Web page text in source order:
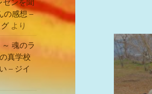
の感想 –
より
魂のラ
真学校
– ジイ
投
稿
ナ
ビ